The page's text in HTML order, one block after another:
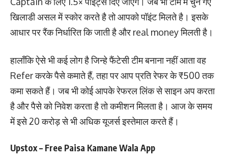
खिलाडी असल में स्कोर करते है तो आपको पॉइंट मिलते है। इसके
आधार पर रैंक निर्धारित कि जाती है और real money मिलती है।
हालाँकि ऐसे भी कई लोग है जिन्हे फैंटेसी टीम बनाना नहीं आता वह
Refer करके पैसे कमाते हैं, तहा पर आप प्रति रेफर के ₹500 तक
कमा सकते हैं। जब भी कोई आपके रेफरल लिंक से साइन अप करता
है और पैसे को निवेश करता है तो कमीशन मिलता है। आज के समय
में इसे 20 करोड़ से भी अधिक यूजर्स इस्तेमाल करते हैं।
Upstox – Free Paisa Kamane Wala App